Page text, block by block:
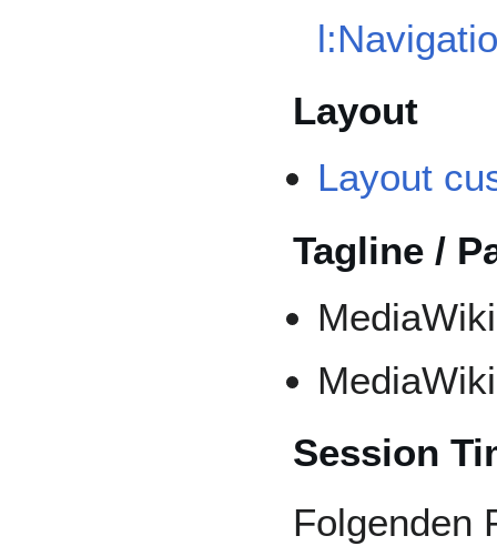
Layout
Layout
Tagline /
Session
Folgenden